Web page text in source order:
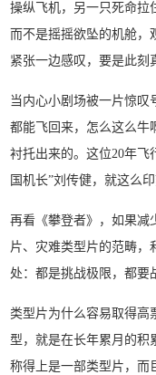
操纵飞机，另一只死命
而不是摇摇欲坠的机舱，
紧张一边感叹，要是此刻
当内心小剧场被一片惊
都能飞回来，怎么这么牛
衬托出来的。这位20年飞
国机长”刘传健，就这么
再看《攀登者》，如果减
片、灾难类型片的范畴，
处：都是挑战极限，都要
类型片为什么容易取得
型，就是在长年累月的积
称得上是一部类型片，而